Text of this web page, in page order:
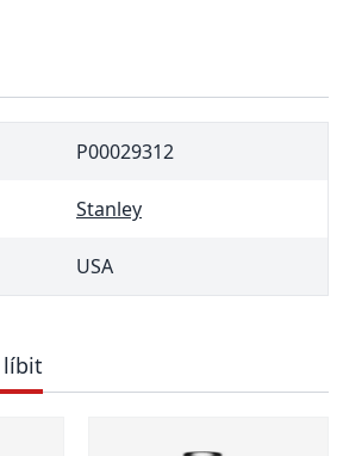
P00029312
Stanley
USA
líbit